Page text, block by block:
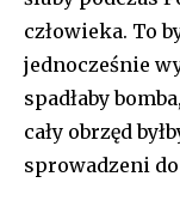
człowieka. To
jednocześnie
spadłaby
cały obrzęd
sprowadzeni